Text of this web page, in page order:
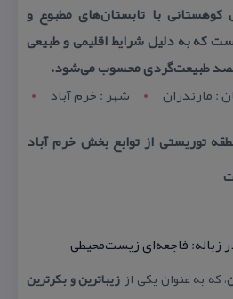
با تابستان‌های مطبوع و
كه به دلیل شرایط اقلیمی و طبیعی
طبیعت‌گردی محسوب می‌شود.
: مازندران شهر : خرم آباد
توریستی از توابع بخش خرم آباد
، كه به عنوان یكی اززیباترین و بكرترین